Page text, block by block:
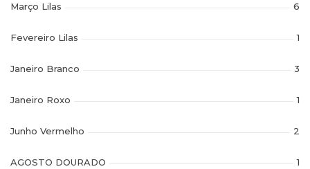
Março Lilas 6
Fevereiro Lilas 1
Janeiro Branco 3
Janeiro Roxo 1
Junho Vermelho 2
AGOSTO DOURADO 1